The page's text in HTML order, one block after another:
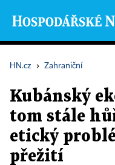
HN.cz › Zahraniční
Kubánský
tom stále
etický
přežití